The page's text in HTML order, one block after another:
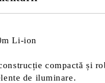
Li-ion
compactă și
de iluminare.